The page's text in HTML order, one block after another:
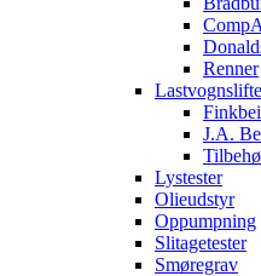
Renner
Lastvognslifte
J.A.
Lystester
Olieudstyr
Oppumpning
Slitagetester
Smøregrav